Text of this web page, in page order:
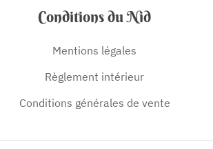
Conditions du Nid
Mentions légales
Règlement intérieur
Conditions générales de vente